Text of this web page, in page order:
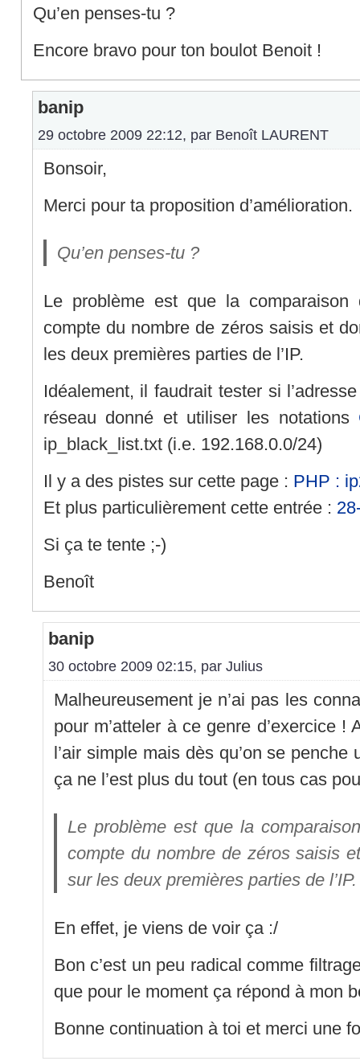
Qu’en penses-tu ?
Encore bravo pour ton boulot Benoit !
banip
29 octobre 2009 22:12, par Benoît LAURENT
Bonsoir,
Merci pour ta proposition d’amélioration.
Qu’en penses-tu ?
Le problème est que la
compte du nombre de zéros saisis et
les deux premières parties de l’IP.
Idéalement, il faudrait tester si
réseau donné et utiliser les notations
ip_black_list.txt (i.e. 192.168.0.0/24)
Il y a des pistes sur cette page : PHP :
Et plus particulièrement cette entrée :
Si ça te tente ;-)
Benoît
banip
30 octobre 2009 02:15, par Julius
Malheureusement je n’ai pas les
pour m’atteler à ce genre d’exercice !
l’air simple mais dès qu’on se
ça ne l’est plus du tout (en tous cas
Le problème est que la
compte du nombre de zéros saisis
sur les deux premières parties de l’IP.
En effet, je viens de voir ça :/
Bon c’est un peu radical comme
que pour le moment ça répond à mon
Bonne continuation à toi et merci une